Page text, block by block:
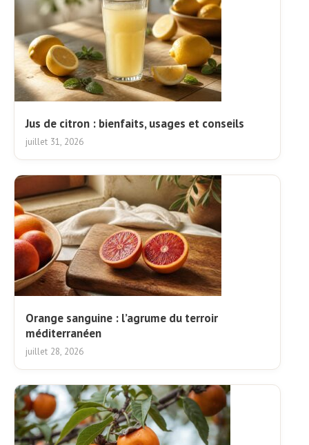
Jus de citron : bienfaits, usages et conseils
juillet 31, 2026
Orange sanguine : l’agrume du terroir
méditerranéen
juillet 28, 2026